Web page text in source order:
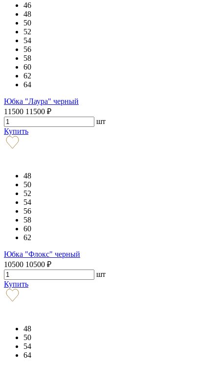
46
48
50
52
54
56
58
60
62
64
Юбка "Лаура" черный
11500 11500 ₽
шт
Купить
48
50
52
54
56
58
60
62
Юбка "Флокс" черный
10500 10500 ₽
шт
Купить
48
50
54
64